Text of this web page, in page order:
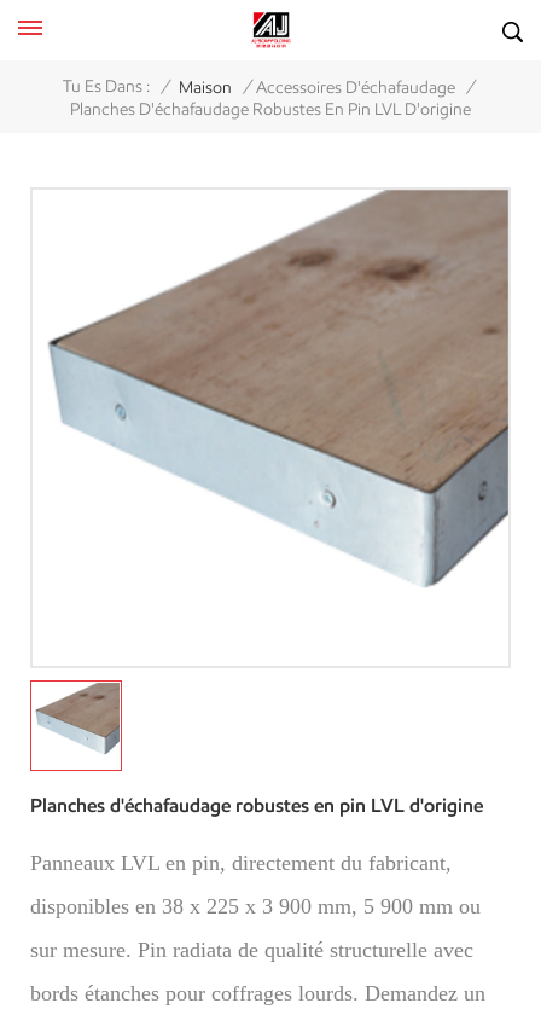
Tu Es Dans : / Maison / Accessoires D'échafaudage /
Planches D'échafaudage Robustes En Pin LVL D'origine
Planches d'échafaudage robustes en pin LVL d'origine
Panneaux LVL en pin, directement du fabricant,
disponibles en 38 x 225 x 3 900 mm, 5 900 mm ou
sur mesure. Pin radiata de qualité structurelle avec
bords étanches pour coffrages lourds. Demandez un